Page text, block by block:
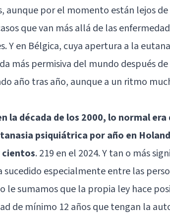
aunque por el momento están lejos
que van más allá de las
Y en Bélgica, cuya apertura a la
más permisiva del mundo después de
año tras año, aunque a un ritmo
la década de los 2000, lo normal era
psiquiátrica por año en
. 219 en el 2024. Y tan o más
especialmente entre las
le sumamos que la propia ley hace
de mínimo 12 años que tengan la